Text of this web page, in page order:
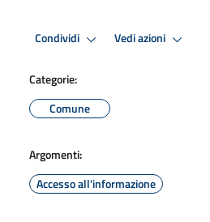
Condividi Vedi azioni
Categorie:
Comune
Argomenti:
Accesso all'informazione